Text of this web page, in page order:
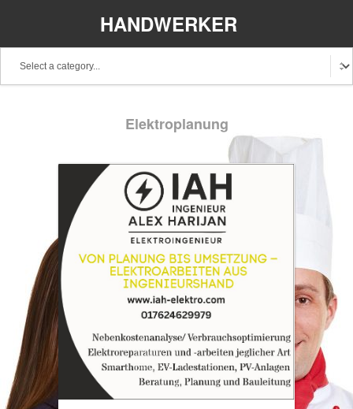
HANDWERKER
Elektroplanung